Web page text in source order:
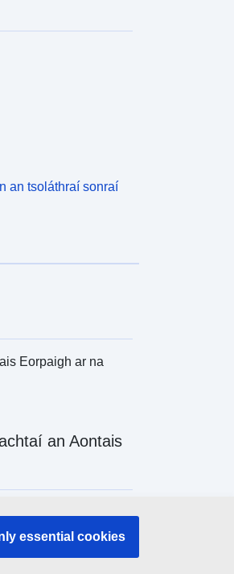
an tsoláthraí sonraí
Eorpaigh ar na
an Aontais
essential cookies